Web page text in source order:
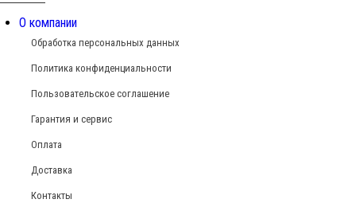
О компании
Обработка персональных данных
Политика конфиденциальности
Пользовательское соглашение
Гарантия и сервис
Оплата
Доставка
Контакты